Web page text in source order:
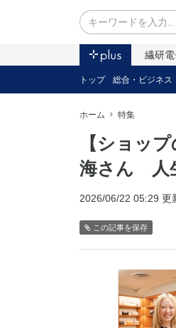
繊研
トップ 総合・ビジネス
ホーム 特集
【ショッ
海さん 人
2026/06/22 05:29 更
この記事を保存